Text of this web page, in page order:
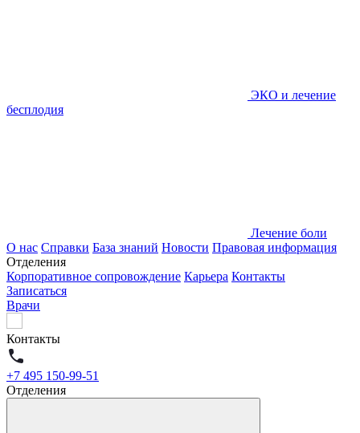
ЭКО и лечение
бесплодия
Лечение боли
О нас Справки База знаний Новости Правовая информация
Отделения
Корпоративное сопровождение Карьера Контакты
Записаться
Врачи
Контакты
+7 495 150-99-51
Отделения